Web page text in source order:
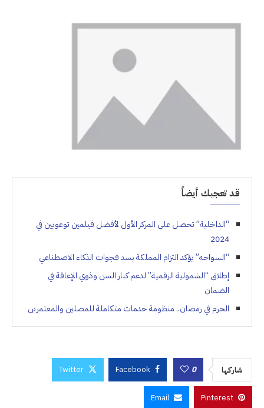
قد تعجبك أيضاً
“الداخلية” تحصل على المركز الأول لأفضل فيلمين توعويين في
2024
“السواحه” يؤكد التزام المملكة بسد فجوات الذكاء الاصطناعي
إطلاق “الشمولية الرقمية” لدعم كبار السن وذوي الإعاقة في
الضمان
الحرم في رمضان.. منظومة خدمات متكاملة للمصلين والمعتمرين
شاركها 0
Facebook
Twitter
Pinterest
Email